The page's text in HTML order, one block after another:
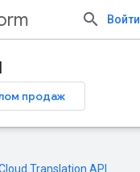
Войти
продаж
Translation API